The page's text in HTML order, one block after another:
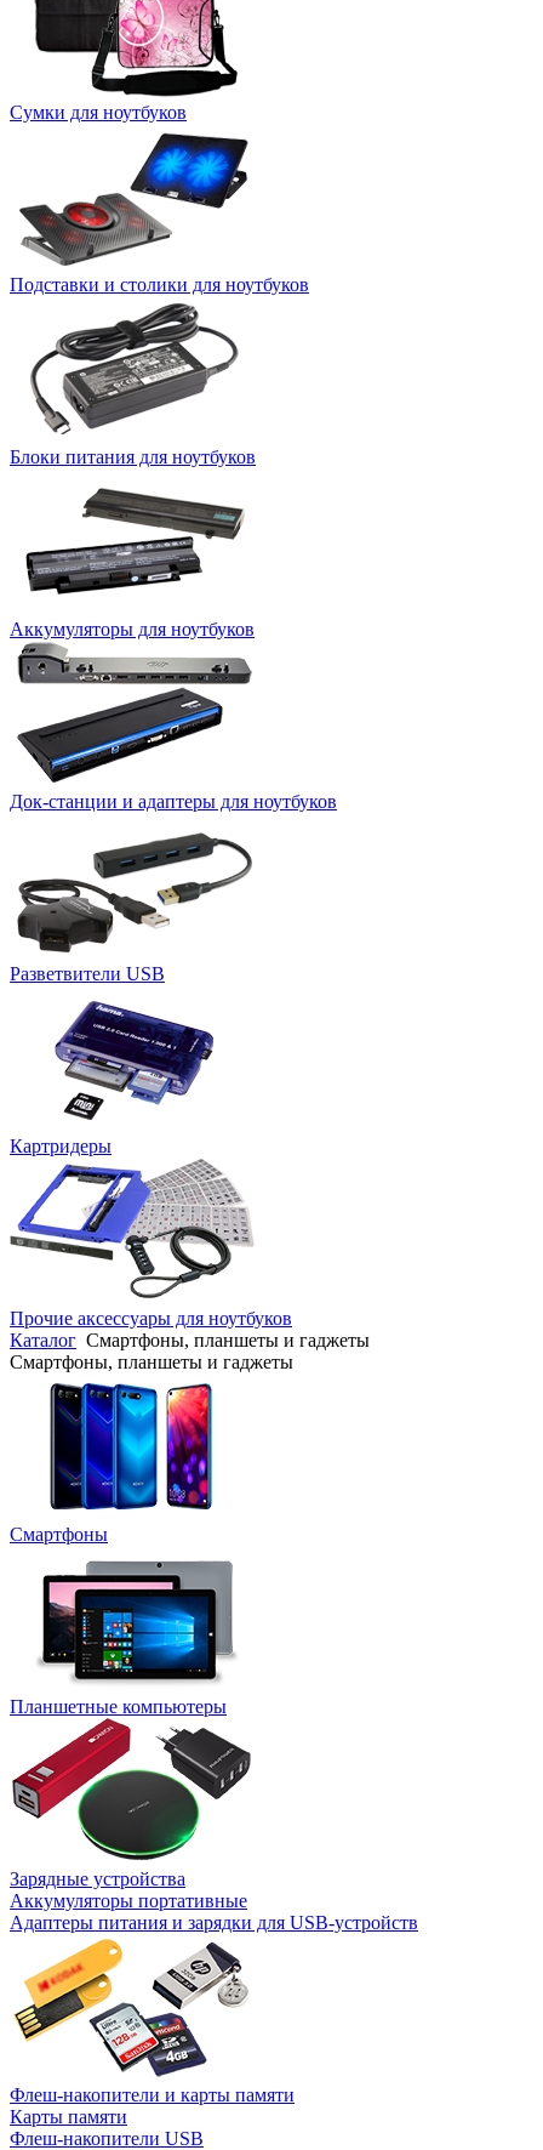
Сумки для ноутбуков
Подставки и столики для ноутбуков
Блоки питания для ноутбуков
Аккумуляторы для ноутбуков
Док-станции и адаптеры для ноутбуков
Разветвители USB
Картридеры
Прочие аксессуары для ноутбуков
Каталог Смартфоны, планшеты и гаджеты
Смартфоны, планшеты и гаджеты
Смартфоны
Планшетные компьютеры
Зарядные устройства
Аккумуляторы портативные
Адаптеры питания и зарядки для USB-устройств
Флеш-накопители и карты памяти
Карты памяти
Флеш-накопители USB